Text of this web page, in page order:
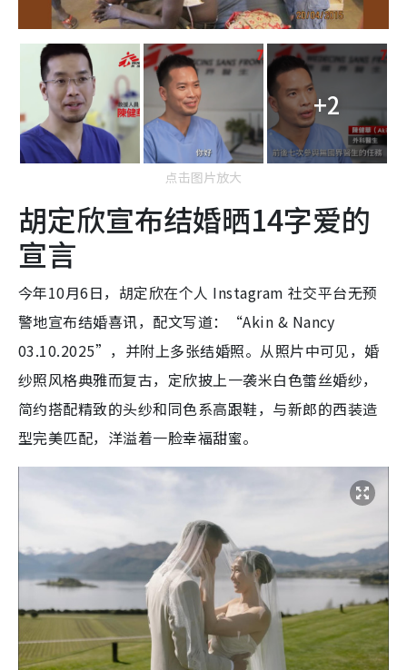
+2
点击图片放大
胡定欣宣布结婚晒14字爱的
宣言
今年10月6日，胡定欣在个人 Instagram 社交平台无预
警地宣布结婚喜讯，配文写道：“Akin & Nancy
03.10.2025”，并附上多张结婚照。从照片中可见，婚
纱照风格典雅而复古，定欣披上一袭米白色蕾丝婚纱，
简约搭配精致的头纱和同色系高跟鞋，与新郎的西装造
型完美匹配，洋溢着一脸幸福甜蜜。